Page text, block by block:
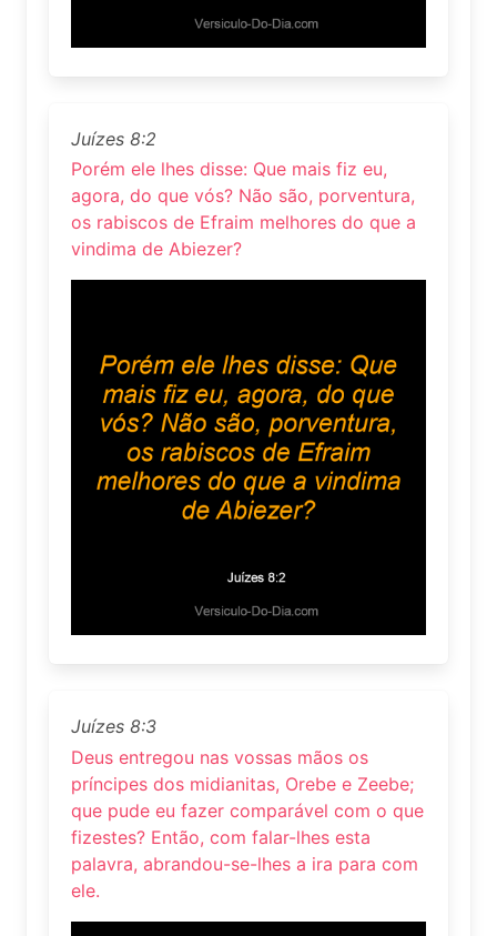
Juízes 8:2
Porém ele lhes disse: Que mais fiz eu,
agora, do que vós? Não são, porventura,
os rabiscos de Efraim melhores do que a
vindima de Abiezer?
Juízes 8:3
Deus entregou nas vossas mãos os
príncipes dos midianitas, Orebe e Zeebe;
que pude eu fazer comparável com o que
fizestes? Então, com falar-lhes esta
palavra, abrandou-se-lhes a ira para com
ele.